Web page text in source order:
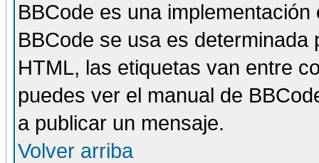
BBCode es una
BBCode se usa es
HTML, las etiquetas van entre
puedes ver el manual de
a publicar un mensaje.
Volver arriba